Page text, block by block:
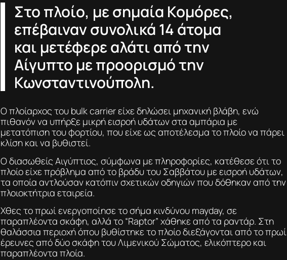
Στο πλοίο, με σημαία Κομόρες,
επέβαιναν συνολικά 14 άτομα
και μετέφερε αλάτι από την
Αίγυπτο με προορισμό την
Κωνσταντινούπολη.
Ο πλοίαρχος του bulk carrier είχε δηλώσει μηχανική βλάβη, ενώ
πιθανόν να υπήρξε μικρή εισροή υδάτων στα αμπάρια με
μετατόπιση του φορτίου, που είχε ως αποτέλεσμα το πλοίο να πάρει
κλίση και να βυθιστεί.
Ο διασωθείς Αιγύπτιος, σύμφωνα με πληροφορίες, κατέθεσε ότι το
πλοίο είχε πρόβλημα από το βράδυ του Σαββάτου με εισροή υδάτων,
τα οποία αντλούσαν κατόπιν σχετικών οδηγιών που δόθηκαν από την
πλοιοκτήτρια εταιρεία.
Χθες το πρωί ενεργοποίησε το σήμα κινδύνου mayday, σε
παραπλέοντα σκάφη, αλλά το “Raptor” χάθηκε από τα ραντάρ. Στη
θαλάσσια περιοχή όπου βυθίστηκε το πλοίο διεξάγονται από το πρωί
έρευνες από δύο σκάφη του Λιμενικού Σώματος, ελικόπτερο και
παραπλέοντα πλοία.